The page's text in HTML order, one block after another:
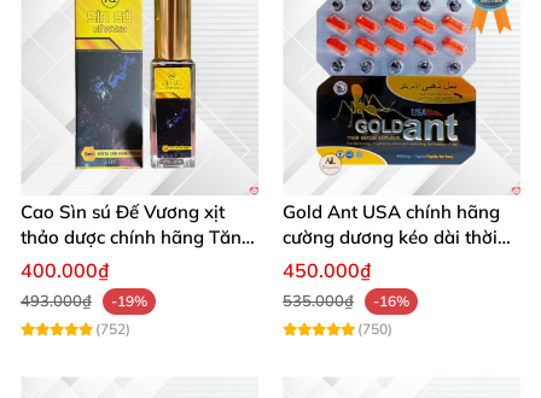
Cao Sìn sú Đế Vương xịt
thảo dược chính hãng Tăng
cường sinh lực tốt
400.000₫
493.000₫
-19%
(752)
Gold Ant USA chính hãng
cường dương kéo dài thời
gian - Kiến Vàng Đen Tây
450.000₫
535.000₫
-16%
(750)